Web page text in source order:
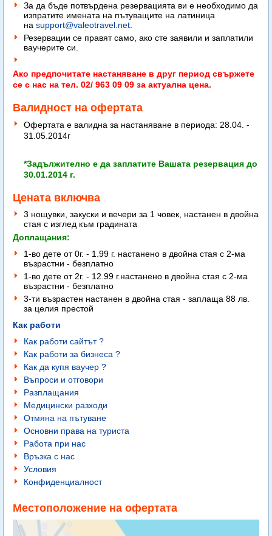
За да бъде потвърдена резервацията ви е необходимо да
изпратите имената на пътуващите на латиница
на support@valeotravel.net
Резервации се правят само, ако сте заявили и заплатили
ваучерите си.
Ако предпочитате настаняване в друг период свържете
се с нас на тел. 02/ 963 09 09 за актуална цена.
Валидност на офертата
Офертата е валидна за настаняване в периода: 28.04. -
31.05.2014г
*Задължително е да заплатите Вашата резервация до
30.01.2014 г.
Цената включва
3 нощувки, закуски и вечери за 1 човек, настанен в двойна
стая с изглед към градината
Доплащания:
1-во дете от 0г. - 1.99 г. настанено в двойна стая с 2-ма
възрастни - безплатно
1-во дете от 2г. - 12.99 г.настанено в двойна стая с 2-ма
възрастни - безплатно
3-ти възрастен настанен в двойна стая - заплаща 88 лв.
за целия престой
Как работи
Как работи сайтът ?
Как работи за бизнеса ?
Как да купя ваучер ?
Въпроси и отговори
Разплащания
Медицински разходи
Отмяна на пътуване
Основни права на туриста
Работа при нас
Връзка с нас
Условия
Конфиденциалност
Местоположение на офертата